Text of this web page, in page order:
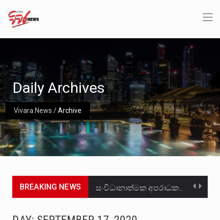
Vivara News /Archive
Daily Archives
BREAKING NEWS සංවිධානාත්මක අපරාධකරුවකු වන ලොකු පැටිගේ ප්‍රධාන වෙඩික්කරු බවට සැක කරන ගිං ගඟේ ගිල්වා මරා දමා…